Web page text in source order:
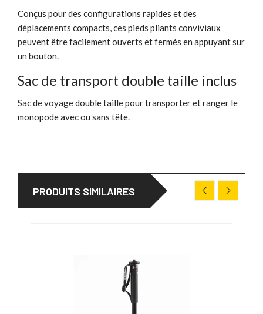
Conçus pour des configurations rapides et des
déplacements compacts, ces pieds pliants conviviaux
peuvent être facilement ouverts et fermés en appuyant sur
un bouton.
Sac de transport double taille inclus
Sac de voyage double taille pour transporter et ranger le
monopode avec ou sans tête.
PRODUITS SIMILAIRES